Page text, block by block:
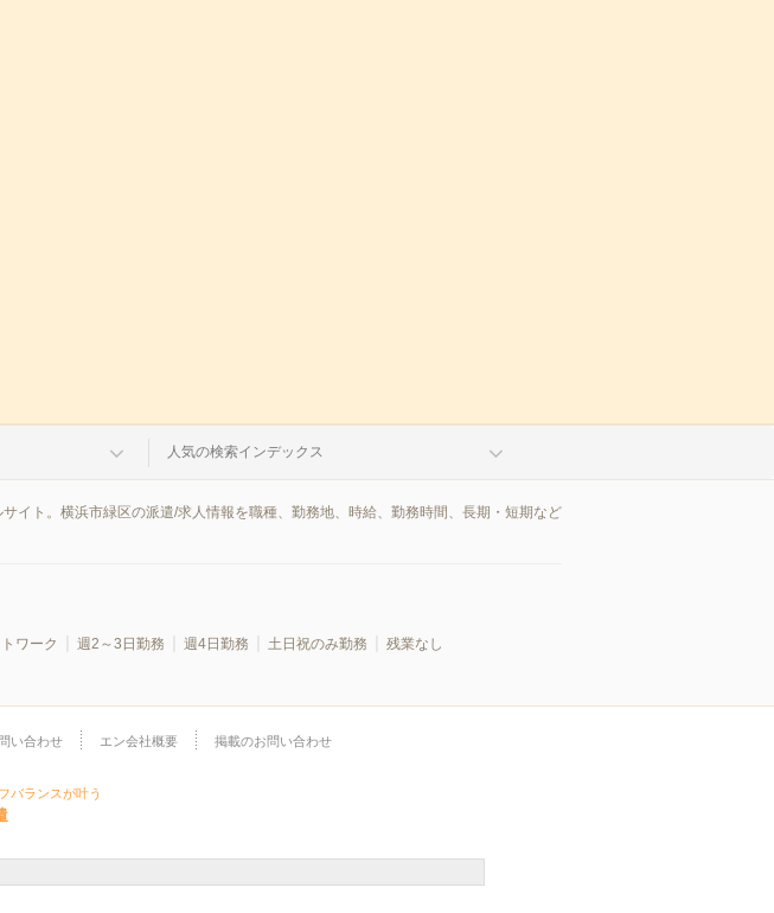
人気の検索インデックス
イト。横浜市緑区の派遣/求人情報を職種、勤務地、時給、勤務時間、長期・短期など
ワーク 週2～3日勤務 週4日勤務 土日祝のみ勤務
残業なし
い合わせ エン会社概要 掲載のお問い合わせ
バランスが叶う